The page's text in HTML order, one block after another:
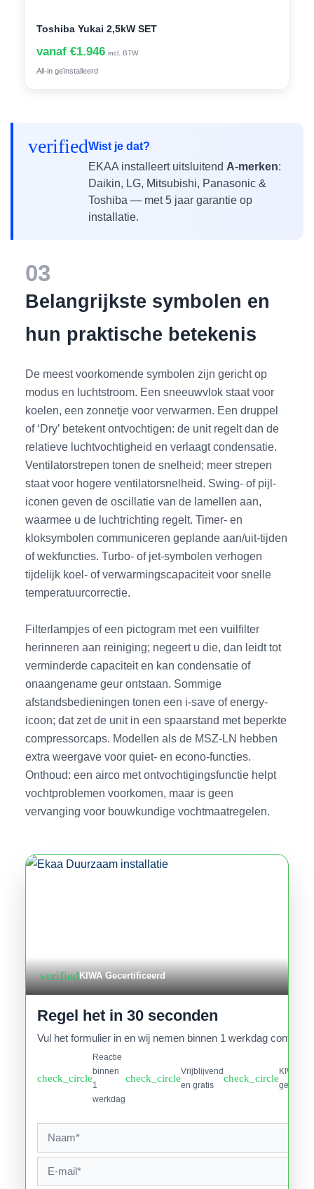
Toshiba Yukai 2,5kW SET
vanaf €1.946 incl. BTW
All-in geïnstalleerd
verifiedWist je dat?
EKAA installeert uitsluitend A-merken:
Daikin, LG, Mitsubishi, Panasonic &
Toshiba — met 5 jaar garantie op
installatie.
03
Belangrijkste symbolen en
hun praktische betekenis
De meest voorkomende symbolen zijn gericht op
modus en luchtstroom. Een sneeuwvlok staat voor
koelen, een zonnetje voor verwarmen. Een druppel
of ‘Dry’ betekent ontvochtigen: de unit regelt dan de
relatieve luchtvochtigheid en verlaagt condensatie.
Ventilatorstrepen tonen de snelheid; meer strepen
staat voor hogere ventilatorsnelheid. Swing- of pijl-
iconen geven de oscillatie van de lamellen aan,
waarmee u de luchtrichting regelt. Timer- en
kloksymbolen communiceren geplande aan/uit-tijden
of wekfuncties. Turbo- of jet-symbolen verhogen
tijdelijk koel- of verwarmingscapaciteit voor snelle
temperatuurcorrectie.
Filterlampjes of een pictogram met een vuilfilter
herinneren aan reiniging; negeert u die, dan leidt tot
verminderde capaciteit en kan condensatie of
onaangename geur ontstaan. Sommige
afstandsbedieningen tonen een i-save of energy-
icoon; dat zet de unit in een spaarstand met beperkte
compressorcaps. Modellen als de MSZ-LN hebben
extra weergave voor quiet- en econo-functies.
Onthoud: een airco met ontvochtigingsfunctie helpt
vochtproblemen voorkomen, maar is geen
vervanging voor bouwkundige vochtmaatregelen.
verifiedKIWA Gecertificeerd
Regel het in 30 seconden
Vul het formulier in en wij nemen binnen 1 werkdag contact
check_circle
Reactie
binnen
1
werkdag
check_circle
Vrijblijvend
en gratis
check_circle
KIWA